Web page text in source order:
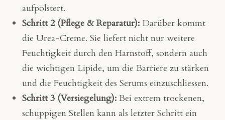
aufpolstert.
Schritt 2 (Pflege & Reparatur): Darüber kommt
die Urea-Creme. Sie liefert nicht nur weitere
Feuchtigkeit durch den Harnstoff, sondern auch
die wichtigen Lipide, um die Barriere zu stärken
und die Feuchtigkeit des Serums einzuschliessen.
Schritt 3 (Versiegelung): Bei extrem trockenen,
schuppigen Stellen kann als letzter Schritt ein